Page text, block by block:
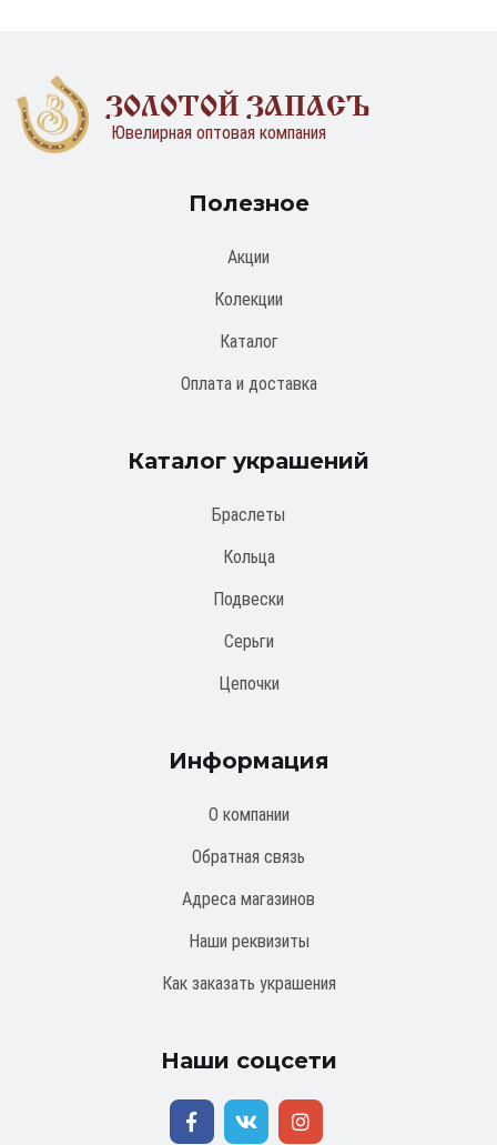
ЗОЛОТОЙ ЗАПАСЪ
Ювелирная оптовая компания
Полезное
Акции
Колекции
Каталог
Оплата и доставка
Каталог украшений
Браслеты
Кольца
Подвески
Серьги
Цепочки
Информация
О компании
Обратная связь
Адреса магазинов
Наши реквизиты
Как заказать украшения
Наши соцсети